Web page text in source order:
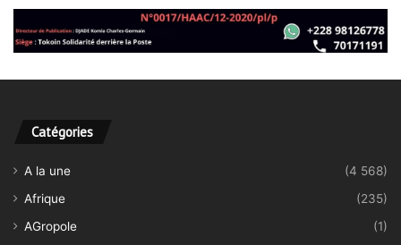
Catégories
A la une
(4 568)
Afrique
(235)
AGropole
(1)